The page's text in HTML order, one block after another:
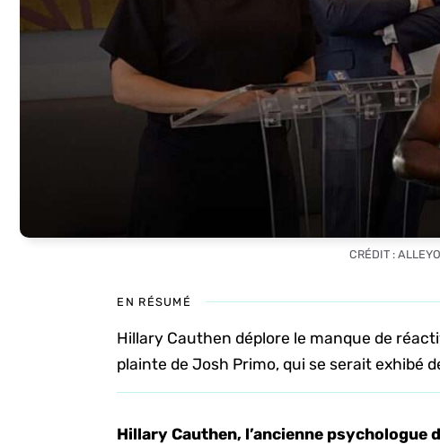
CRÉDIT :
EN RÉSUMÉ
Hillary Cauthen déplore le manque de
plainte de Josh Primo, qui se serait exhibé
Hillary Cauthen, l’ancienne psychologue